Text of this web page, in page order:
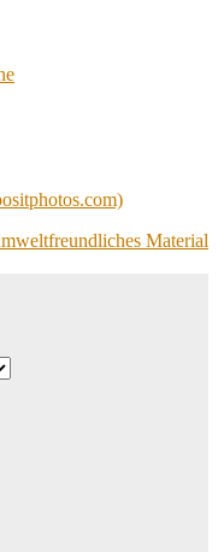
Material